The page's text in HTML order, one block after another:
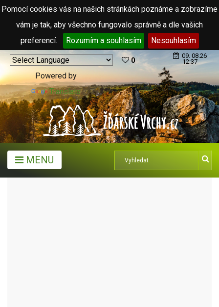
Pomocí cookies vás na našich stránkách poznáme a zobrazíme
vám je tak, aby všechno fungovalo správně a dle vašich
preferencí.
Rozumím a souhlasím Nesouhlasím
Powered by
Translate
0
09. 08.26
12:37
MENU